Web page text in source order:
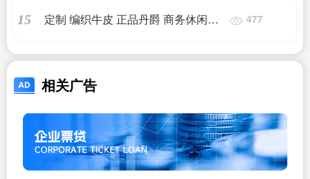
15
定制 编织牛皮 正品丹爵 商务休闲包
477
相关广告